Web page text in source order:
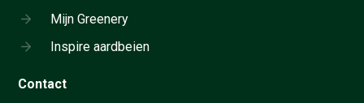
Mijn Greenery
Inspire aardbeien
Contact